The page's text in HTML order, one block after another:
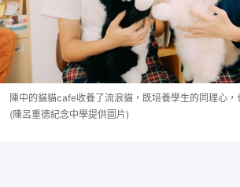
陳中的貓貓cafe收養了流浪貓，既培養學生的同理心，
(陳呂重德紀念中學提供圖片)